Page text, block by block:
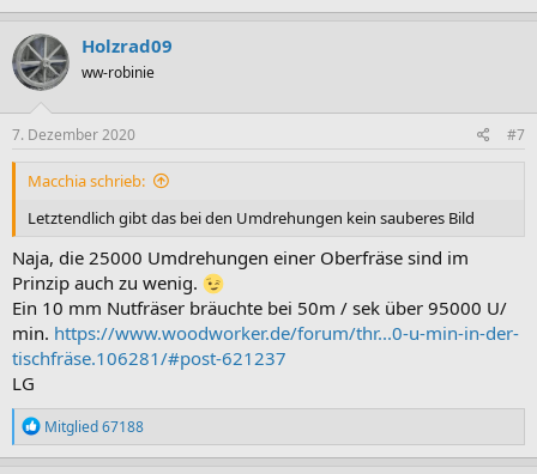
Holzrad09
ww-robinie
7. Dezember 2020 #7
Macchia schrieb:
Letztendlich gibt das bei den Umdrehungen kein sauberes Bild
Naja, die 25000 Umdrehungen einer Oberfräse sind im
Prinzip auch zu wenig.
Ein 10 mm Nutfräser bräuchte bei 50m / sek über 95000 U/
min. https://www.woodworker.de/forum/thr...0-u-min-in-der-
tischfräse.106281/#post-621237
LG
R
e
a
Mitglied 67188